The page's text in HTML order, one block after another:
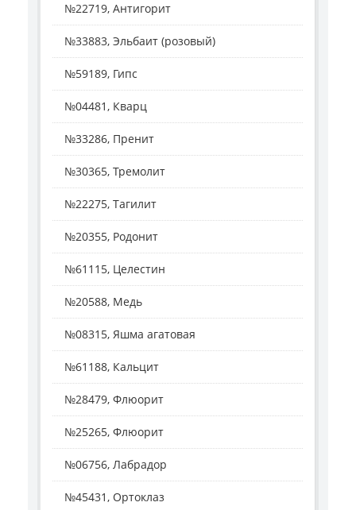
№22719, Антигорит
№33883, Эльбаит (розовый)
№59189, Гипс
№04481, Кварц
№33286, Пренит
№30365, Тремолит
№22275, Тагилит
№20355, Родонит
№61115, Целестин
№20588, Медь
№08315, Яшма агатовая
№61188, Кальцит
№28479, Флюорит
№25265, Флюорит
№06756, Лабрадор
№45431, Ортоклаз